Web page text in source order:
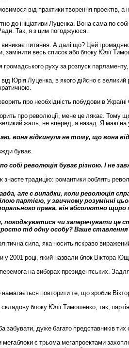
від практики творення проектів, а
до ініціативи Луценка. Вона сама по собі
. Так, я з цим погоджуюся.
виникає питання. А далі що? Цей
, замінити весь список або блоку Юлії
громадського руху за розпуск парламенту,
від Юрія Луценка, в якого дійсно є великий
.
про необхідність побудови в Україні
про революції, мене це лякає. Тому
жаль, не вперед, а назад. Я маю на
, вона відкинула не тому, що вона
буває.
по собі революція буває різною. І не
знаєте традицію: романтики роблять
, але є випадки, коли революція
партією, у звичному розумінні
права, він абсолютно щиро
, погоджуватися чи заперечувати це
під одну особу? Ваше ставлення
сила, яка носить яскраво
у 2001 році, який назвали блок Віктора
перемога на виборах президентських.
намагається повторити те, що зробив
складову блоку Юлії Тимошенко, так, партія
забувати, дуже багато представників тих
мегаблоки є трьома мегапроектами